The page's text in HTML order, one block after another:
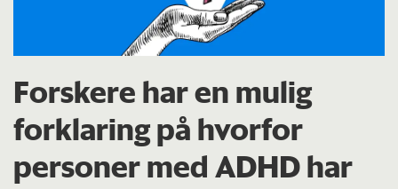
Forskere har en mulig
forklaring på hvorfor
personer med ADHD har